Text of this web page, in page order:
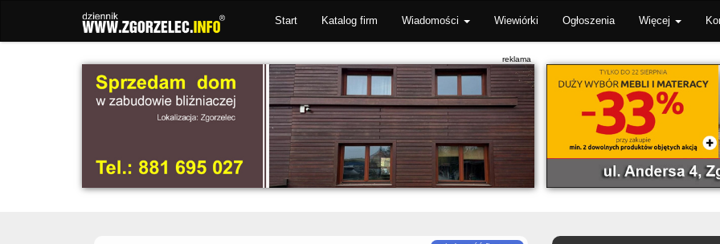
Start Katalog firm Wiadomości Wiewiórki Ogłoszenia Więcej